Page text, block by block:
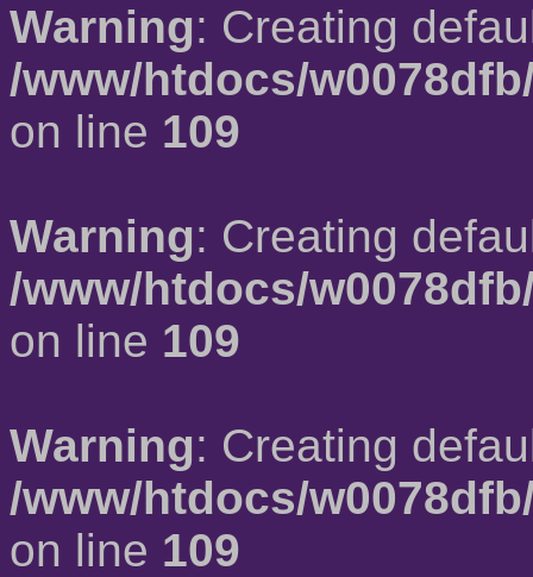
Warning: Creating
/www/htdocs/
on line 109
Warning: Creating
/www/htdocs/
on line 109
Warning: Creating
/www/htdocs/
on line 109